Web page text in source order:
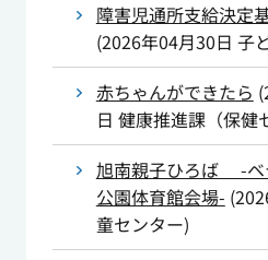
障害児通所支給決定
(2026年04月30日 子
赤ちゃんができたら (
日 健康推進課（保健
旭南親子ひろば -ベ
公園体育館会場- (
童センター)